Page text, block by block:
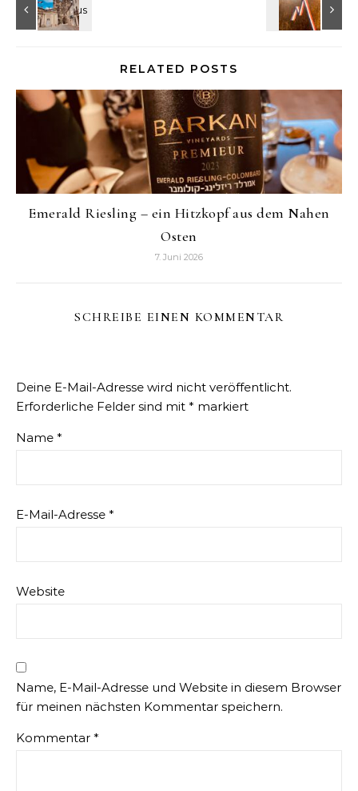
RELATED POSTS
Emerald Riesling – ein Hitzkopf aus dem Nahen
Osten
7. Juni 2026
SCHREIBE EINEN KOMMENTAR
Deine E-Mail-Adresse wird nicht veröffentlicht.
Erforderliche Felder sind mit * markiert
Name *
E-Mail-Adresse *
Website
Name, E-Mail-Adresse und Website in diesem Browser
für meinen nächsten Kommentar speichern.
Kommentar *